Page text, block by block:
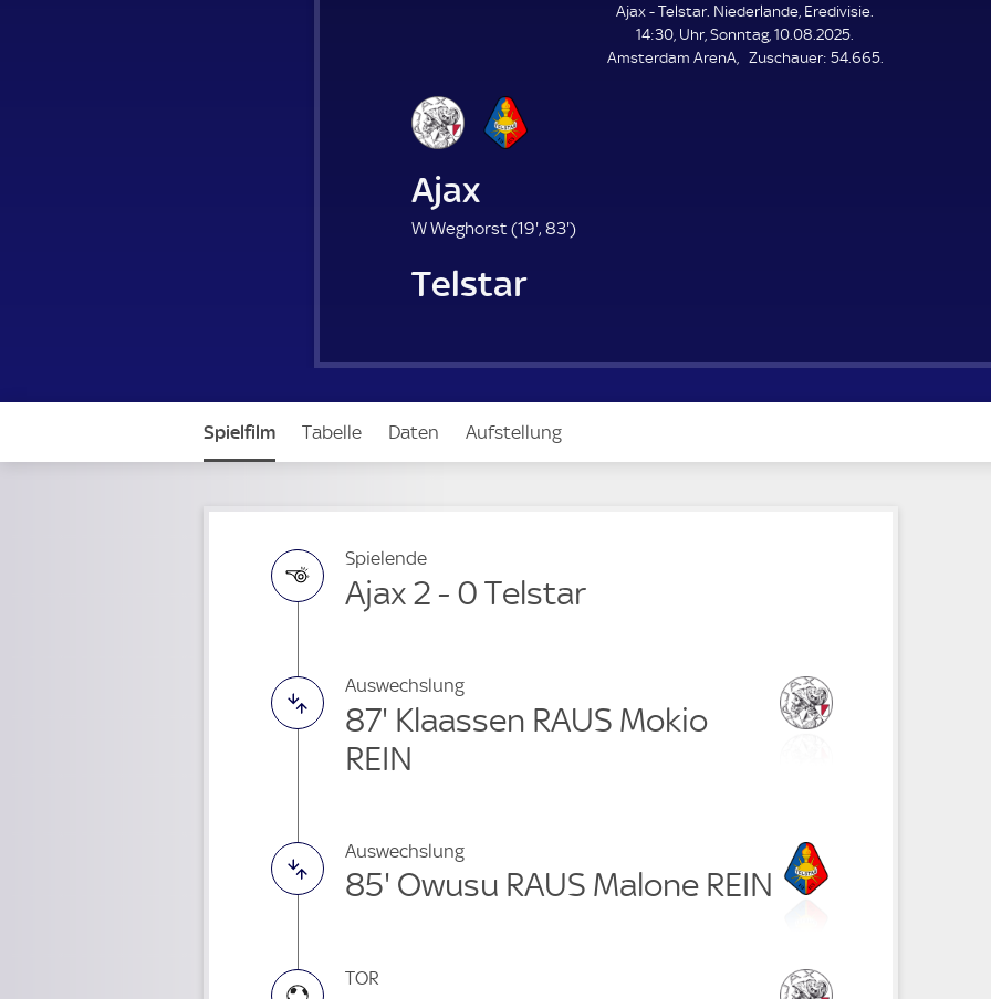
E
L
E
N
Ajax - Telstar. Niederlande, Eredivisie.
14:30, Uhr, Sonntag, 10.08.2025.
Amsterdam ArenA
Zuschauer: Z
54.665.
Ajax
W Weghorst (19'1
u
, 83'8
u
)
Telstar
Spielfilm Tabelle Daten Aufstellung
Spielende
Ajax 2 - 0 Telstar
Auswechslung
87' Klaassen RAUS Mokio
REIN
Auswechslung
85' Owusu RAUS Malone REIN
TOR